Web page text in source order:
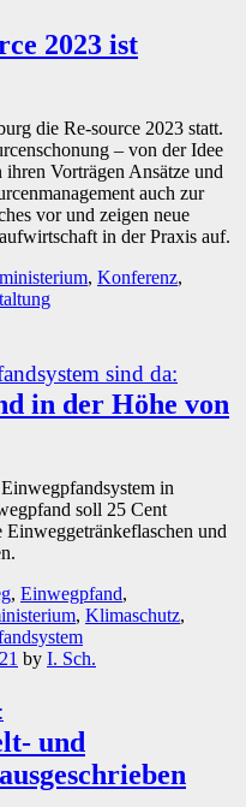
2023 ist
die Re-source 2023 statt.
– von der Idee
Vorträgen Ansätze und
auch zur
vor und zeigen neue
in der Praxis auf.
, Konferenz,
sind da:
in der Höhe von
in
soll 25 Cent
und
, Einwegpfand,
, Klimaschutz,
by I. Sch.
und